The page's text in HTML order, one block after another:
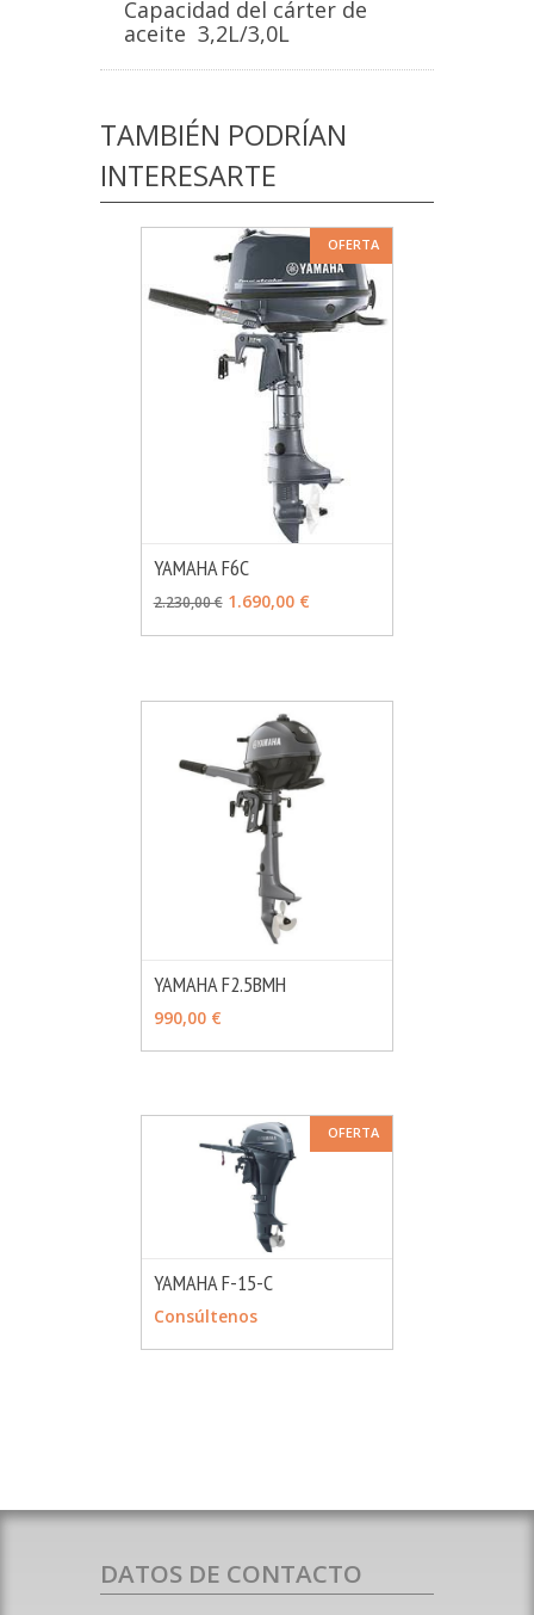
Capacidad del cárter de
aceite 3,2L/3,0L
TAMBIÉN PODRÍAN
INTERESARTE
OFERTA
YAMAHA F6C
2.230,00 € 1.690,00 €
YAMAHA F2.5BMH
990,00 €
OFERTA
CONSULTAR
YAMAHA F-15-C
Consúltenos
DATOS DE CONTACTO